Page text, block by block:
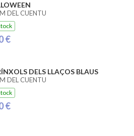
DEL CUENTU
€
DELS LLAÇOS BLAUS
DEL CUENTU
€